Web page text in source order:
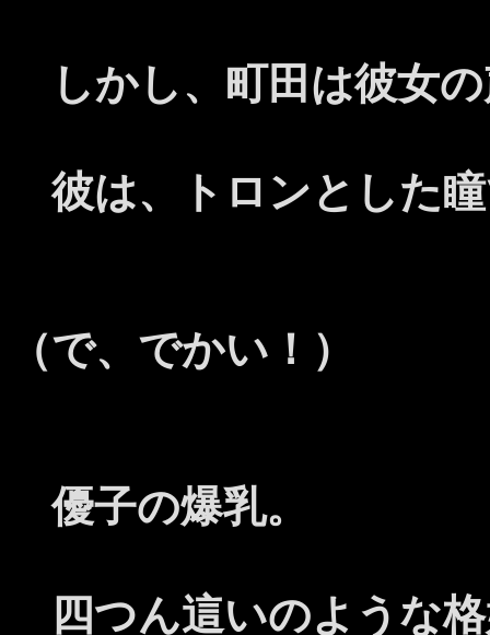
しかし、町田は彼女
彼は、トロンとした
（で、でかい！）
優子の爆乳。
四つん這いのような